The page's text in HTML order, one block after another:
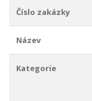
Číslo zakázky
Název
Kategorie